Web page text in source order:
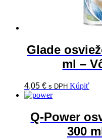
Glade
ml –
4,05 € s DPH Kúpiť
Q-Power
300